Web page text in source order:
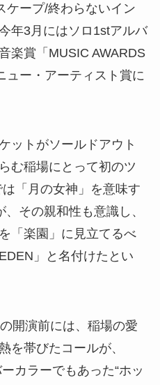
ケープ/終わらないイン
年3月にはソロ1stアルバ
楽賞「MUSIC AWARDS
ュー・アーティスト賞に
ットがソールドアウト
む稲場にとって初のツ
「月の女神」を意味す
その親和性も意識し、
「楽園」に見立てるべ
」と名付けたとい
開演前には、稲場の愛
を帯びたコールが、
カラーでもあった“ホッ